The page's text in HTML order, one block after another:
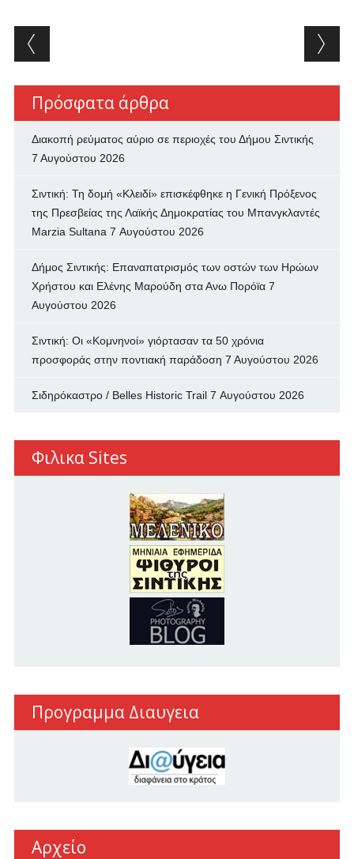
Post navigation
Πρόσφατα άρθρα
Διακοπή ρεύματος αύριο σε περιοχές του Δήμου Σιντικής
7 Αυγούστου 2026
Σιντική: Τη δομή «Κλειδί» επισκέφθηκε η Γενική Πρόξενος
της Πρεσβείας της Λαϊκής Δημοκρατίας του Μπανγκλαντές
Marzia Sultana 7 Αυγούστου 2026
Δήμος Σιντικής: Επαναπατρισμός των oστών των Ηρώων
Χρήστου και Ελένης Μαρούδη στα Ανω Πορόϊα 7
Αυγούστου 2026
Σιντική: Οι «Κομνηνοί» γιόρτασαν τα 50 χρόνια
προσφοράς στην ποντιακή παράδοση 7 Αυγούστου 2026
Σιδηρόκαστρο / Belles Historic Trail 7 Αυγούστου 2026
Φιλικα Sites
Προγραμμα Διαυγεια
Αρχείο